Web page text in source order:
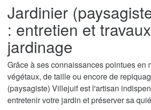
Jardinier
: entretien et
jardinage
Grâce à ses connaissances pointues en
végétaux, de taille ou encore de
(paysagiste) Villejuif est l'artisan
entretenir votre jardin et préserver sa